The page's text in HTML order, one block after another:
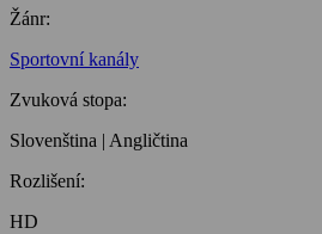
Žánr:
Sportovní kanály
Zvuková stopa:
Slovenština | Angličtina
Rozlišení:
HD